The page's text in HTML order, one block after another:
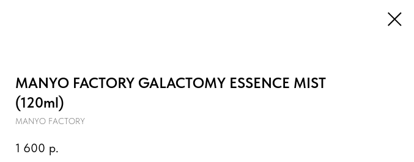
MANYO FACTORY GALACTOMY ESSENCE MIST
(120ml)
MANYO FACTORY
1 600 р.